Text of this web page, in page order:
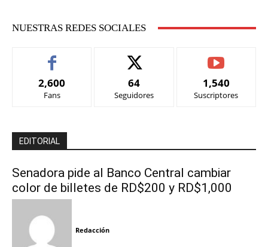
NUESTRAS REDES SOCIALES
2,600
Fans
64
Seguidores
1,540
Suscriptores
EDITORIAL
Senadora pide al Banco Central cambiar
color de billetes de RD$200 y RD$1,000
Redacción